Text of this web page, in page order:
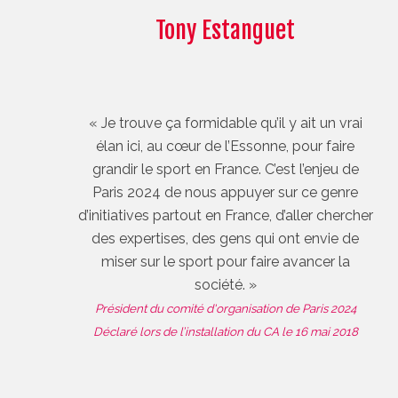
Tony Estanguet
« Je trouve ça formidable qu’il y ait un vrai
élan ici, au cœur de l’Essonne, pour faire
grandir le sport en France. C’est l’enjeu de
Paris 2024 de nous appuyer sur ce genre
d’initiatives partout en France, d’aller chercher
des expertises, des gens qui ont envie de
miser sur le sport pour faire avancer la
société. »
Président du comité d'organisation de Paris 2024
Déclaré lors de l’installation du CA le 16 mai 2018